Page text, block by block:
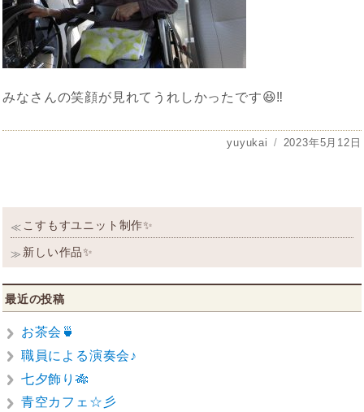
みなさんの笑顔が見れてうれしかったです😆‼
投
yuyukai
投
2023年5月12日
投
稿
ナ
ビ
ゲ
ー
シ
ョ
ン
≪
過
去
の
投
こすもすユニット制作✨
≫
次
の
稿:
新しい作品✨
最近の投稿
お茶会🍵
職員による演奏会♪
七夕飾り🎋
青空カフェ☆彡